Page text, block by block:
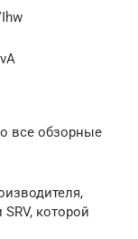
все обзорные
которой